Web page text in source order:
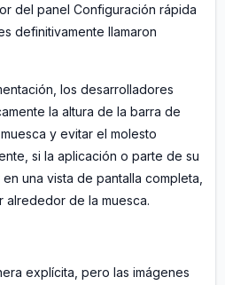
del panel Configuración rápida
definitivamente llamaron
los desarrolladores
la altura de la barra de
y evitar el molesto
si la aplicación o parte de su
una vista de pantalla completa,
alrededor de la muesca.
explícita, pero las imágenes